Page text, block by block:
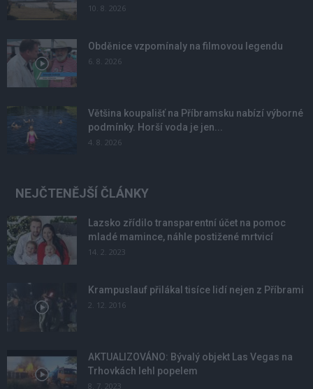
10. 8. 2026
Obděnice vzpomínaly na filmovou legendu
6. 8. 2026
Většina koupališť na Příbramsku nabízí výborné
podmínky. Horší voda je jen...
4. 8. 2026
NEJČTENĚJŠÍ ČLÁNKY
Lazsko zřídilo transparentní účet na pomoc
mladé mamince, náhle postižené mrtvicí
14. 2. 2023
Krampuslauf přilákal tisíce lidí nejen z Příbrami
2. 12. 2016
AKTUALIZOVÁNO: Bývalý objekt Las Vegas na
Trhovkách lehl popelem
8. 7. 2023